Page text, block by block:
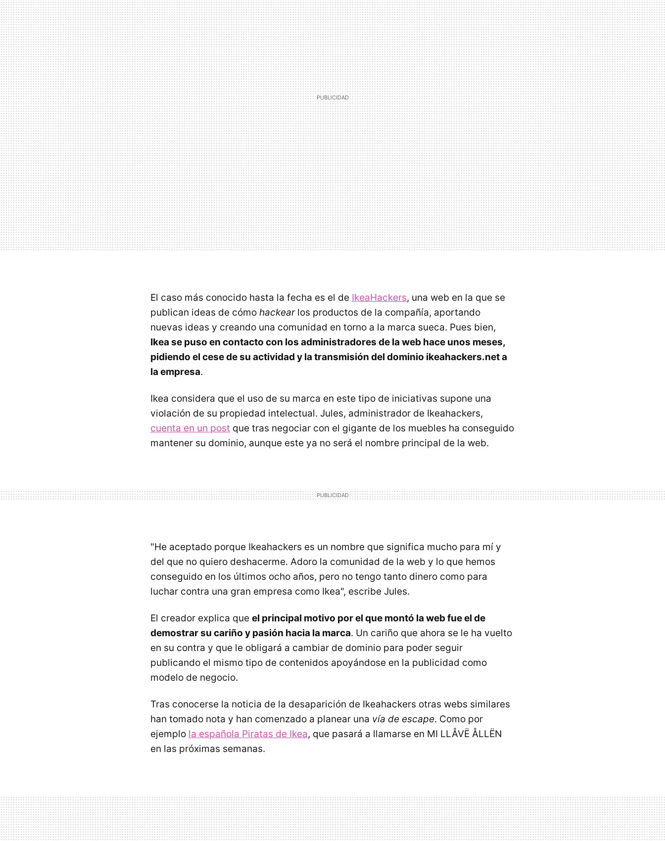
El caso más conocido hasta la fecha es el de IkeaHackers, una web en la que se
publican ideas de cómo hackearlos productos de la compañía, aportando
nuevas ideas y creando una comunidad en torno a la marca sueca. Pues bien,
Ikea se puso en contacto con los administradores de la web hace unos meses,
pidiendo el cese de su actividad y la transmisión del dominio ikeahackers.net a
la empresa.
Ikea considera que el uso de su marca en este tipo de iniciativas supone una
violación de su propiedad intelectual. Jules, administrador de Ikeahackers,
cuenta en un post que tras negociar con el gigante de los muebles ha conseguido
mantener su dominio, aunque este ya no será el nombre principal de la web.
"He aceptado porque Ikeahackers es un nombre que significa mucho para mí y
del que no quiero deshacerme. Adoro la comunidad de la web y lo que hemos
conseguido en los últimos ocho años, pero no tengo tanto dinero como para
luchar contra una gran empresa como Ikea", escribe Jules.
El creador explica que el principal motivo por el que montó la web fue el de
demostrar su cariño y pasión hacia la marca. Un cariño que ahora se le ha vuelto
en su contra y que le obligará a cambiar de dominio para poder seguir
publicando el mismo tipo de contenidos apoyándose en la publicidad como
modelo de negocio.
Tras conocerse la noticia de la desaparición de Ikeahackers otras webs similares
han tomado nota y han comenzado a planear una vía de escape. Como por
ejemplo la española Piratas de Ikea, que pasará a llamarse en MI LLÅVË ÅLLËN
en las próximas semanas.